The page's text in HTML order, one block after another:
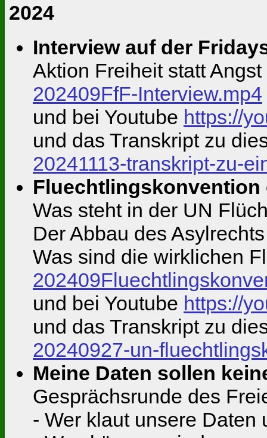
2024
Interview auf der
Aktion Freiheit statt
202409FfF-Interview.mp4
und bei Youtube https://
und das Transkript zu
20241113-transkript-zu-
Fluechtlingskonvention
Was steht in der UN
Der Abbau des
Was sind die wirklichen
und bei Youtube https://
und das Transkript zu
20240927-un-
Meine Daten sollen
Gesprächsrunde des
- Wer klaut unsere Daten